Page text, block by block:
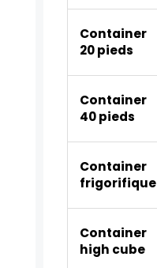
Container
20 pieds
Container
40 pieds
Container
frigorifique
Container
high cube